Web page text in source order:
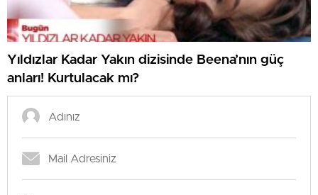
Yıldızlar Kadar Yakın dizisinde Beena’nın güç
anları! Kurtulacak mı?